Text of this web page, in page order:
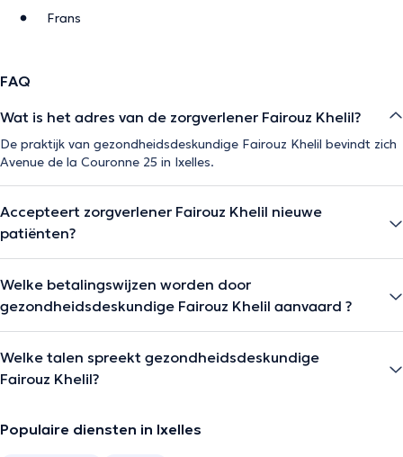
Frans
FAQ
Wat is het adres van de zorgverlener Fairouz Khelil?
De praktijk van gezondheidsdeskundige Fairouz Khelil bevindt zich
Avenue de la Couronne 25 in Ixelles.
Accepteert zorgverlener Fairouz Khelil nieuwe
patiënten?
Welke betalingswijzen worden door
gezondheidsdeskundige Fairouz Khelil aanvaard ?
Welke talen spreekt gezondheidsdeskundige
Fairouz Khelil?
Populaire diensten in Ixelles